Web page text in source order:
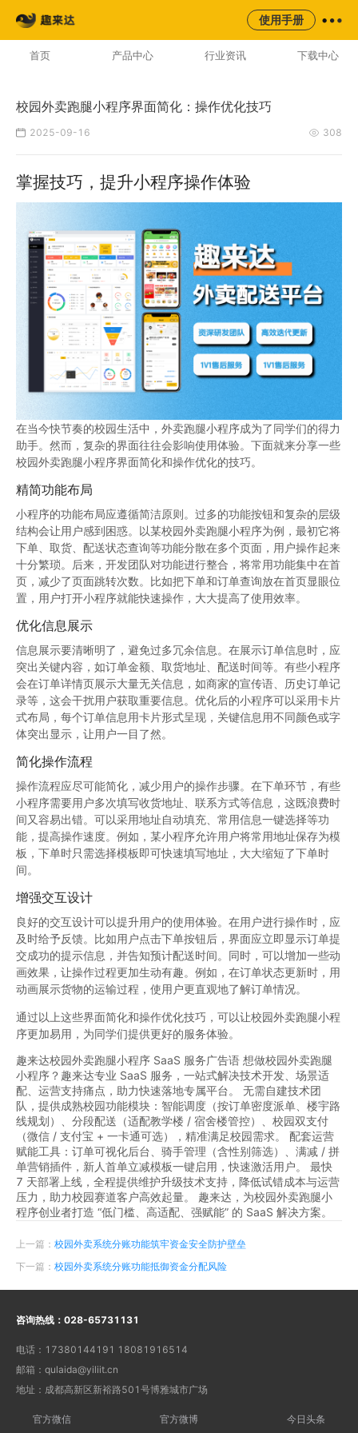
使用手册
首页 产品中心 行业资讯 下载中心
AI云配服务生态平台
校园外卖跑腿小程序界面简化：操作优化技巧
2025-09-16 308
掌握技巧，提升小程序操作体验
在当今快节奏的校园生活中，外卖跑腿小程序成为了同学们的得力
助手。然而，复杂的界面往往会影响使用体验。下面就来分享一些
校园外卖跑腿小程序界面简化和操作优化的技巧。
精简功能布局
小程序的功能布局应遵循简洁原则。过多的功能按钮和复杂的层级
结构会让用户感到困惑。以某校园外卖跑腿小程序为例，最初它将
下单、取货、配送状态查询等功能分散在多个页面，用户操作起来
十分繁琐。后来，开发团队对功能进行整合，将常用功能集中在首
页，减少了页面跳转次数。比如把下单和订单查询放在首页显眼位
置，用户打开小程序就能快速操作，大大提高了使用效率。
优化信息展示
信息展示要清晰明了，避免过多冗余信息。在展示订单信息时，应
突出关键内容，如订单金额、取货地址、配送时间等。有些小程序
会在订单详情页展示大量无关信息，如商家的宣传语、历史订单记
录等，这会干扰用户获取重要信息。优化后的小程序可以采用卡片
式布局，每个订单信息用卡片形式呈现，关键信息用不同颜色或字
体突出显示，让用户一目了然。
简化操作流程
操作流程应尽可能简化，减少用户的操作步骤。在下单环节，有些
小程序需要用户多次填写收货地址、联系方式等信息，这既浪费时
间又容易出错。可以采用地址自动填充、常用信息一键选择等功
能，提高操作速度。例如，某小程序允许用户将常用地址保存为模
板，下单时只需选择模板即可快速填写地址，大大缩短了下单时
间。
增强交互设计
良好的交互设计可以提升用户的使用体验。在用户进行操作时，应
及时给予反馈。比如用户点击下单按钮后，界面应立即显示订单提
交成功的提示信息，并告知预计配送时间。同时，可以增加一些动
画效果，让操作过程更加生动有趣。例如，在订单状态更新时，用
动画展示货物的运输过程，使用户更直观地了解订单情况。
通过以上这些界面简化和操作优化技巧，可以让校园外卖跑腿小程
序更加易用，为同学们提供更好的服务体验。
趣来达校园外卖跑腿小程序 SaaS 服务广告语 想做校园外卖跑腿
小程序？趣来达专业 SaaS 服务，一站式解决技术开发、场景适
配、运营支持痛点，助力快速落地专属平台。 无需自建技术团
队，提供成熟校园功能模块：智能调度（按订单密度派单、楼宇路
线规划）、分段配送（适配教学楼 / 宿舍楼管控）、校园双支付
（微信 / 支付宝 + 一卡通可选），精准满足校园需求。 配套运营
赋能工具：订单可视化后台、骑手管理（含性别筛选）、满减 / 拼
单营销插件，新人首单立减模板一键启用，快速激活用户。 最快
7 天部署上线，全程提供维护升级技术支持，降低试错成本与运营
压力，助力校园赛道客户高效起量。 趣来达，为校园外卖跑腿小
程序创业者打造 “低门槛、高适配、强赋能” 的 SaaS 解决方案。
上一篇： 校园外卖系统分账功能筑牢资金安全防护壁垒
下一篇： 校园外卖系统分账功能抵御资金分配风险
咨询热线： 028-65731131
电话： 17380144191 18081916514
邮箱： qulaida@yiliit.cn
地址： 成都高新区新裕路501号博雅城市广场
官方微信 官方微博 今日头条